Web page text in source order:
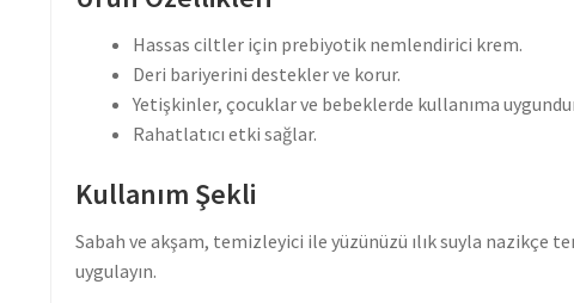
Hassas ciltler için prebiyotik nemlendirici krem.
Deri bariyerini destekler ve korur.
Yetişkinler, çocuklar ve bebeklerde kullanıma
Rahatlatıcı etki sağlar.
Kullanım Şekli
Sabah ve akşam, temizleyici ile yüzünüzü ılık suyla nazikçe
uygulayın.